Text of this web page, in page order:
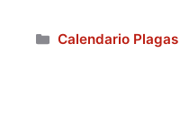
Categorías
Calendario Plagas